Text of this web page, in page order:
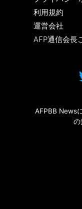
利用規約
運営会社
AFP通信会長
AFPBB News
の